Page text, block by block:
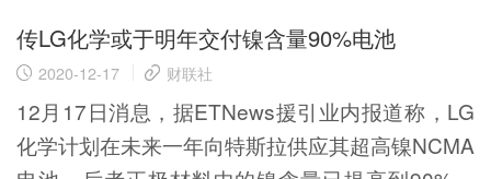
传LG化学或于明年交付镍含量90%电池
2020-12-17 财联社
12月17日消息，据ETNews援引业内报道称，LG
化学计划在未来一年向特斯拉供应其超高镍NCMA